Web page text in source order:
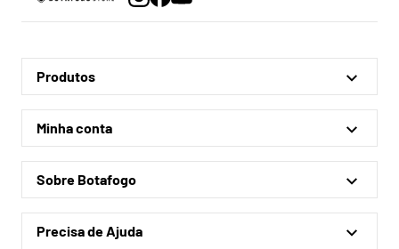
Produtos
Linha Oficial
Treino e Viagem
Coleções
Minha conta
Minha conta
Meus pedidos
Sobre Botafogo
Quem somos
Lojas físicas
Precisa de Ajuda